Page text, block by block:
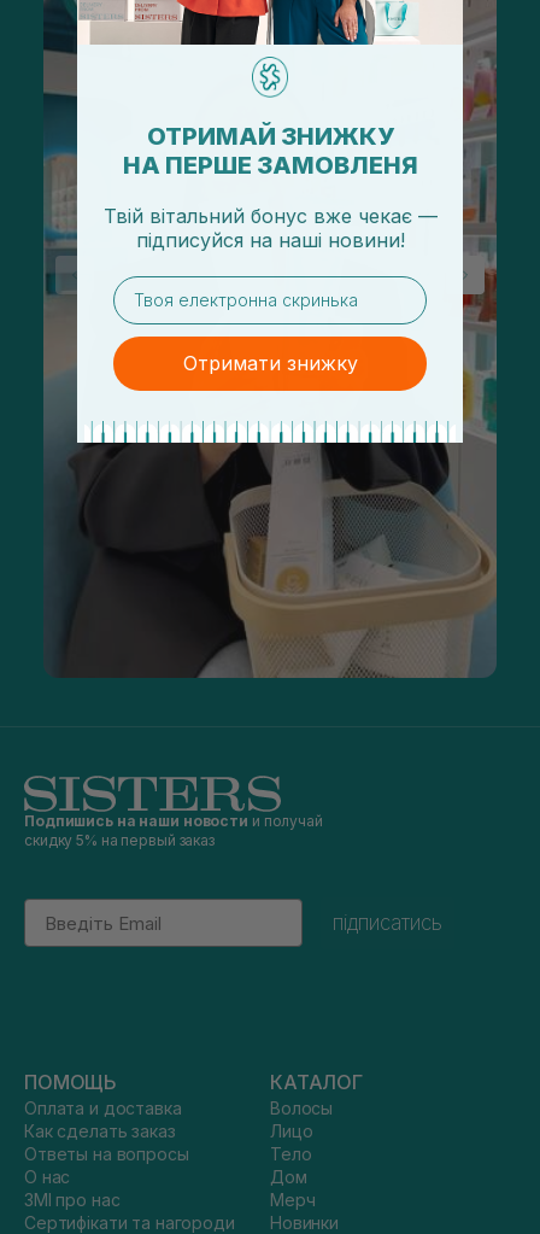
Подпишись на наши новости и получай
скидку 5% на первый заказ
Email
підписатись
ПОМОЩЬ
Оплата и доставка
Как сделать заказ
Ответы на вопросы
О нас
ЗМІ про нас
Сертифікати та нагороди
КАТАЛОГ
Волосы
Лицо
Тело
Дом
Мерч
Новинки
ОТРИМАЙ ЗНИЖКУ
НА ПЕРШЕ ЗАМОВЛЕНЯ
Твій вітальний бонус вже чекає —
підписуйся на наші новини!
email
Отримати знижку